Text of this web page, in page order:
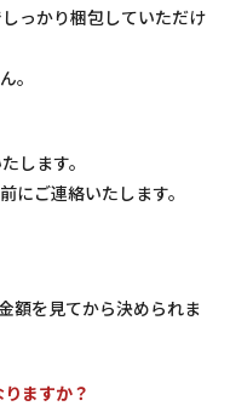
っかり梱包していただけ
。
します。
にご連絡いたします。
額を見てから決められま
ますか？